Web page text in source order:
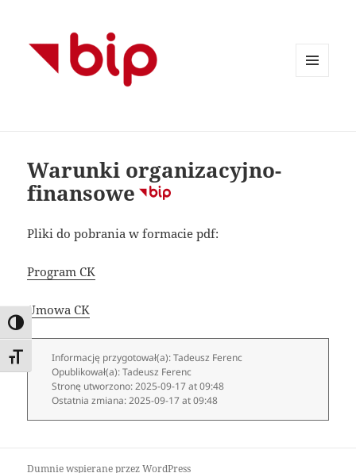
WYSOKI KONTRAST
POWIĘKSZ FONTY
Warunki organizacyjno-
finansowe
Pliki do pobrania w formacie pdf:
Program CK
Umowa CK
Informację przygotował(a):Tadeusz Ferenc
Opublikował(a):Tadeusz Ferenc
Stronę utworzono:2025-09-17 at 09:48
Ostatnia zmiana:2025-09-17 at 09:48
Dumnie wspierane przez WordPress